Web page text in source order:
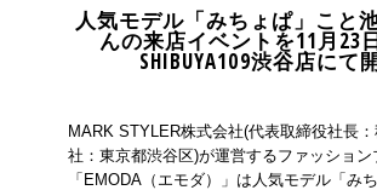
人気モデル「みちょぱ」こと
んの来店イベントを11月23
SHIBUYA109渋谷店にて
MARK STYLER株式会社(代表取締役社長
社：東京都渋谷区)が運営するファッション
「EMODA（エモダ）」は人気モデル「み